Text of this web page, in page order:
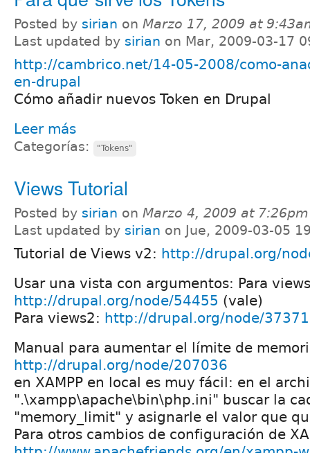
Posted by sirian on Marzo 17, 2009 at
Last updated by sirian on Mar, 2009-03-17
http://cambrico.net/14-05-2008/como-
en-drupal
Cómo añadir nuevos Token en Drupal
Leer más
Categorías: "Tokens"
Views Tutorial
Posted by sirian on Marzo 4, 2009 at 7:26pm
Last updated by sirian on Jue, 2009-03-05
Tutorial de Views v2: http://drupal.org/
Usar una vista con argumentos: Para
http://drupal.org/node/54455 (vale)
Para views2: http://drupal.org/node/
Manual para aumentar el límite de
http://drupal.org/node/207036
en XAMPP en local es muy fácil: en el
".\xampp\apache\bin\php.ini" buscar la
"memory_limit" y asignarle el valor que
Para otros cambios de configuración de